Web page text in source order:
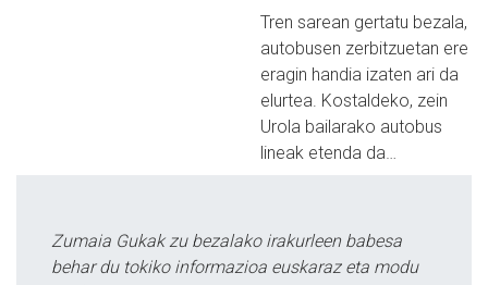
Tren sarean gertatu bezala,
autobusen zerbitzuetan ere
eragin handia izaten ari da
elurtea. Kostaldeko, zein
Urola bailarako autobus
lineak etenda da…
Zumaia Gukak zu bezalako irakurleen babesa
behar du tokiko informazioa euskaraz eta modu